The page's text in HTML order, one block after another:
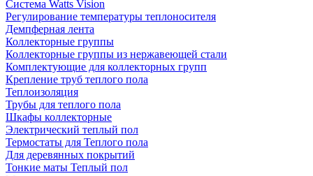
Система Watts Vision
Регулирование температуры теплоносителя
Демпферная лента
Коллекторные группы
Коллекторные группы из нержавеющей стали
Комплектующие для коллекторных групп
Крепление труб теплого пола
Теплоизоляция
Трубы для теплого пола
Шкафы коллекторные
Электрический теплый пол
Термостаты для Теплого пола
Для деревянных покрытий
Тонкие маты Теплый пол